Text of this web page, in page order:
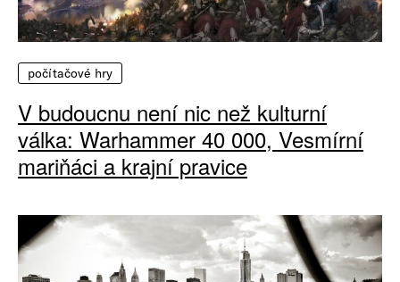
počítačové hry
V budoucnu není nic než kulturní
válka: Warhammer 40 000, Vesmírní
mariňáci a krajní pravice